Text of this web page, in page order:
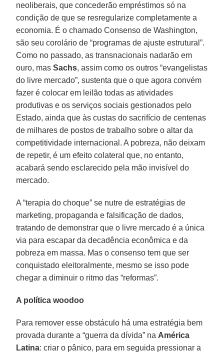
neoliberais, que concederão empréstimos só na
condição de que se resregularize completamente a
economia. É o chamado Consenso de Washington,
são seu corolário de “programas de ajuste estrutural”.
Como no passado, as transnacionais nadarão em
ouro, masSachs, assim como os outros “evangelistas
do livre mercado”, sustenta que o que agora convém
fazer é colocar em leilão todas as atividades
produtivas e os serviços sociais gestionados pelo
Estado, ainda que às custas do sacrifício de centenas
de milhares de postos de trabalho sobre o altar da
competitividade internacional. A pobreza, não deixam
de repetir, é um efeito colateral que, no entanto,
acabará sendo esclarecido pela mão invisível do
mercado.
A “terapia do choque” se nutre de estratégias de
marketing, propaganda e falsificação de dados,
tratando de demonstrar que o livre mercado é a única
via para escapar da decadência econômica e da
pobreza em massa. Mas o consenso tem que ser
conquistado eleitoralmente, mesmo se isso pode
chegar a diminuir o ritmo das “reformas”.
A política woodoo
Para remover esse obstáculo há uma estratégia bem
provada durante a “guerra da dívida” na América
Latina: criar o pânico, para em seguida pressionar a